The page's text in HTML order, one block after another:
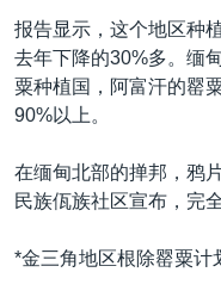
检
索
美洲
全球议题
劳工
环境
美中关系
美国建国250周年
埃博拉疫情
美国之音专访
重要讲话与声明
台海两岸关系
中文广播
关注我们
其他语言网站
报告显示，这个地区种
去年下降的30%多。缅
粟种植国，阿富汗的罂
90%以上。
在缅甸北部的掸邦，鸦
民族佤族社区宣布，完
*金三角地区根除罂粟计